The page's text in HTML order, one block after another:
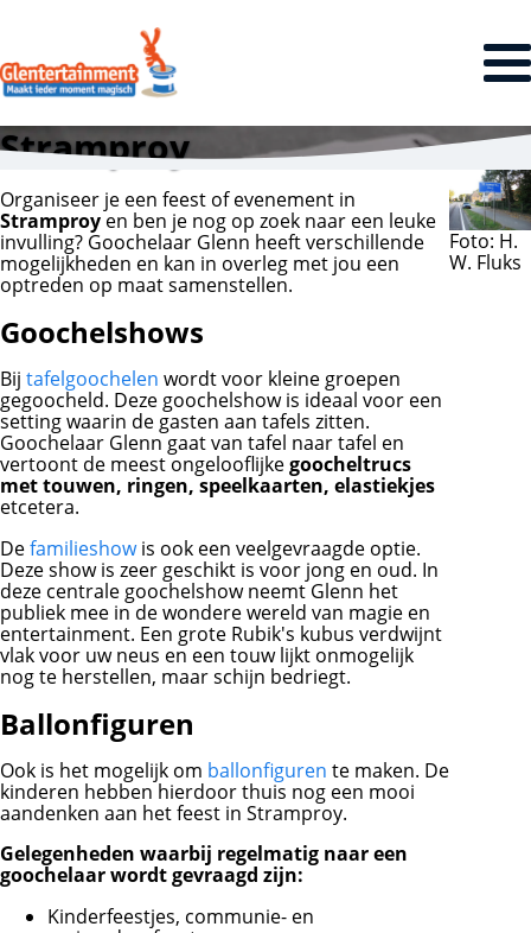
Stramproy
Organiseer je een feest of evenement in
Stramproyen ben je nog op zoek naar een leuke
invulling? Goochelaar Glenn heeft verschillende
mogelijkheden en kan in overleg met jou een
optreden op maat samenstellen.
Goochelshows
Bij tafelgoochelen wordt voor kleine groepen
gegoocheld. Deze goochelshow is ideaal voor een
setting waarin de gasten aan tafels zitten.
Goochelaar Glenn gaat van tafel naar tafel en
vertoont de meest ongelooflijkegoocheltrucs
met touwen, ringen, speelkaarten, elastiekjes
etcetera.
Defamilieshowis ook een veelgevraagde optie.
Deze show is zeer geschikt is voor jong en oud. In
deze centrale goochelshow neemt Glenn het
publiek mee in de wondere wereld van magie en
entertainment. Een grote Rubik's kubus verdwijnt
vlak voor uw neus en een touw lijkt onmogelijk
nog te herstellen, maar schijn bedriegt.
Ballonfiguren
Ook is het mogelijk om ballonfiguren te maken. De
kinderen hebben hierdoor thuis nog een mooi
aandenken aan het feest in Stramproy.
Gelegenheden waarbij regelmatig naar een
goochelaar wordt gevraagd zijn:
Kinderfeestjes, communie- en
Foto: H.
W. Fluks